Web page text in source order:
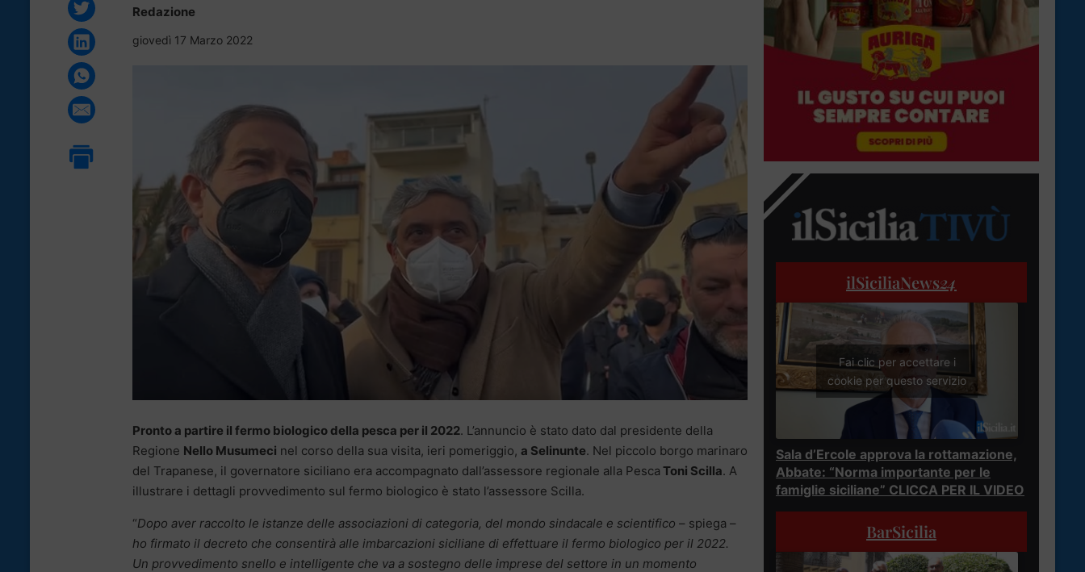
Redazione
giovedì 17 Marzo 2022
Pronto a partire il fermo biologico della pesca per il 2022. L’annuncio è stato dato dal presidente della
Regione Nello Musumeci nel corso della sua visita, ieri pomeriggio, a Selinunte. Nel piccolo borgo marinaro
del Trapanese, il governatore siciliano era accompagnato dall’assessore regionale alla Pesca Toni Scilla. A
illustrare i dettagli provvedimento sul fermo biologico è stato l’assessore Scilla.
“Dopo aver raccolto le istanze delle associazioni di categoria, del mondo sindacale e scientifico – spiega –
ho firmato il decreto che consentirà alle imbarcazioni siciliane di effettuare il fermo biologico per il 2022.
Un provvedimento snello e intelligente che va a sostegno delle imprese del settore in un momento
ilSiciliaNews24
Fai clic per accettare i
cookie per questo servizio
Sala d’Ercole approva la rottamazione,
Abbate: “Norma importante per le
famiglie siciliane” CLICCA PER IL VIDEO
BarSicilia